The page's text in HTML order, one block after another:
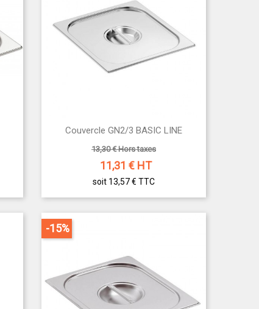
Aperçu rapide
Couvercle GN2/3 BASIC LINE
13,30 € Hors taxes
11,31€ HT
soit 13,57 € TTC
-15%